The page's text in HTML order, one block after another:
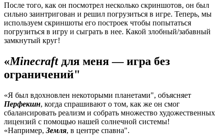
После того, как он посмотрел несколько скриншотов, он был
сильно заинтригован и решил погрузиться в игре. Теперь, мы
используем скриншоты его построек чтобы попытаться
погрузиться в игру и сыграть в нее. Какой злобный/забавный
замкнутый круг!
«Minecraft для меня — игра без
ограничений"
«Я был вдохновлен некоторыми планетами", объясняет
Перфекшн, когда спрашивают о том, как же он смог
сбалансировать реализм и собрать множество художественных
лицензий с помощью нашей солнечной системы!
«Например, Земля, в центре спавна".